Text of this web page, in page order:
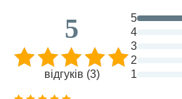
5
відгуків (3)
5
4
3
2
1